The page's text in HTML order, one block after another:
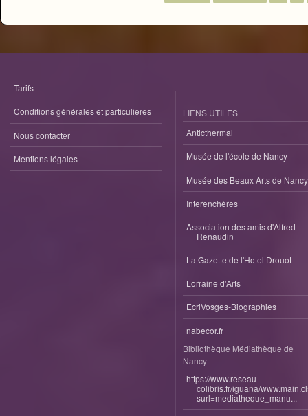
Tarifs
Conditions générales et particulieres
Nous contacter
Mentions légales
LIENS UTILES
Anticthermal
Musée de l'école de Nancy
Musée des Beaux Arts de Nancy
Interenchères
Association des amis d'Alfred
Renaudin
La Gazette de l'Hotel Drouot
Lorraine d'Arts
EcriVosges-Biographies
nabecor.fr
Bibliothèque Médiathèque de
Nancy
https://www.reseau-
colibris.fr/iguana/
surl=mediatheque_manu...